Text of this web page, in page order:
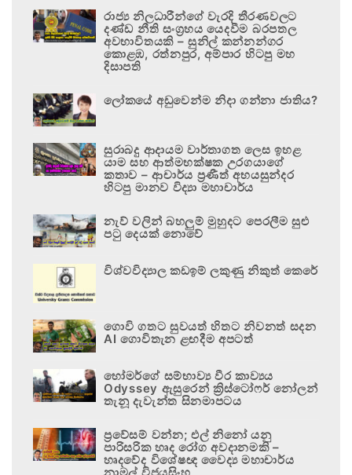
රාජ්‍ය නිලධාරීන්ගේ වැරදි තීරණවලට
දණ්ඩ නීති සංග්‍රහය යෙදවීම බරපතල
අවභාවිතයකි – සුනිල් කන්නන්ගර
කොළඹ, රත්නපුර, අම්පාර හිටපු මහ
දිසාපති
ලෝකයේ අඩුවෙන්ම නිදා ගන්නා ජාතිය?
සුරාබදු ආදායම වාර්තාගත ලෙස ඉහළ
යාම සහ ආත්මභක්ෂක උරගයාගේ
කතාව – ආචාර්ය ප්‍රණීත් අභයසුන්දර
හිටපු මානව විද්‍යා මහාචාර්ය
නැව් වලින් බහලුම් මුහුදට පෙරලීම සුළු
පටු දෙයක් නොවේ
විශ්වවිද්‍යාල කඩඉම් ලකුණු නිකුත් කෙරේ
ගොවි ගතට සුවයත් හිතට නිවනත් සදන
AI ගොවිතැන ළඟදීම අපටත්
හෝමර්ගේ සම්භාව්‍ය වීර කාව්‍යය
Odyssey ඇසුරෙන් ක්‍රිස්ටෝෆර් නෝලන්
තැනූ දැවැන්ත සිනමාපටය
ප්‍රවේසම් වන්න; එල් නිනෝ යනු
පාරිසරික හෘද රෝග අවදානමකි –
හෘදවේද විශේෂඥ වෛද්‍ය මහාචාර්ය